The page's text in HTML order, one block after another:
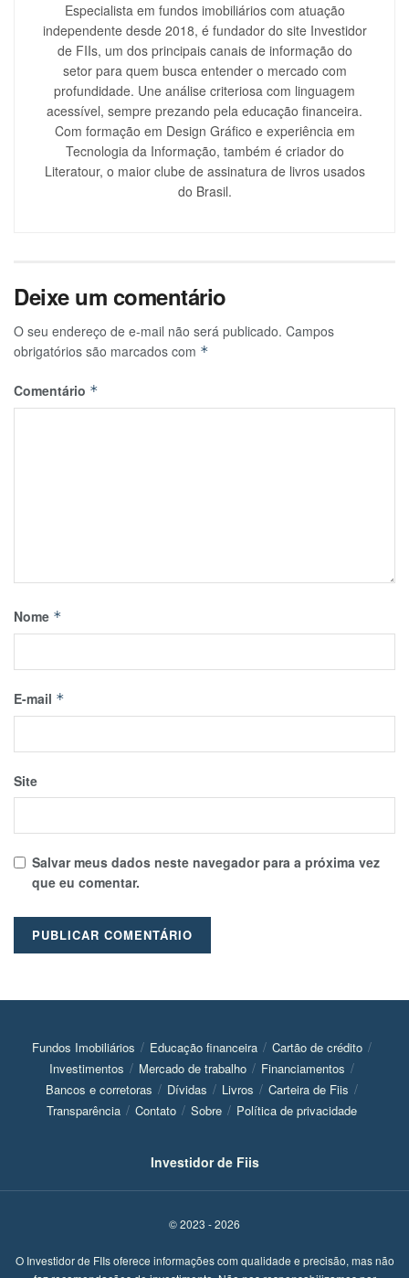
Especialista em fundos imobiliários com atuação
independente desde 2018, é fundador do site Investidor
de FIIs, um dos principais canais de informação do
setor para quem busca entender o mercado com
profundidade. Une análise criteriosa com linguagem
acessível, sempre prezando pela educação financeira.
Com formação em Design Gráfico e experiência em
Tecnologia da Informação, também é criador do
Literatour, o maior clube de assinatura de livros usados
do Brasil.
Deixe um comentário
O seu endereço de e-mail não será publicado. Campos
obrigatórios são marcados com *
Comentário *
Nome *
E-mail *
Site
Salvar meus dados neste navegador para a próxima vez
que eu comentar.
Fundos Imobiliários Educação financeira
Cartão de crédito
Investimentos
Mercado de trabalho
Financiamentos
Bancos e corretoras
Dívidas Livros
Carteira de Fiis
Transparência
Contato Sobre Política de privacidade
Investidor de Fiis
© 2023 - 2026
O Investidor de FIIs oferece informações com qualidade e precisão, mas não